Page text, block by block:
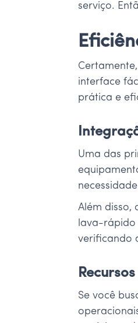
serviço.
interface
prática e
Uma das
Além disso,
lava-rápido
verificando
Se você